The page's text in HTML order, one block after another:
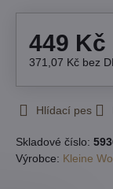
449 Kč
371,07 Kč bez
Hlídací pes
Skladové číslo:
Výrobce: Kleine